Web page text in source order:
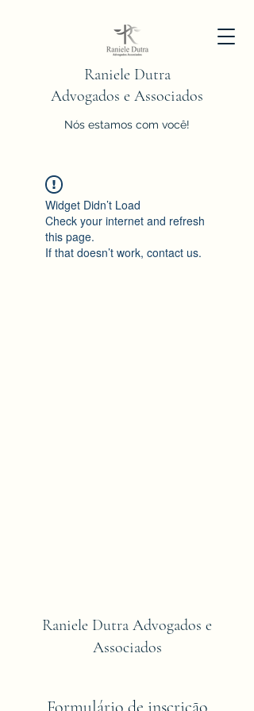
Raniele Dutra
Advogados e Associados
Nós estamos com você!
Widget Didn’t Load
Check your internet and refresh
this page.
If that doesn’t work, contact us.
Raniele Dutra Advogados e
Associados